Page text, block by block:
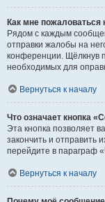
Как мне
Рядом с каждым
отправки жалобы на
конференции. Щёлкнув
необходимых для
Вернуться к началу
Что означает кнопка
Эта кнопка позволяет
закончить и отправить
перейдите в параграф
Вернуться к началу